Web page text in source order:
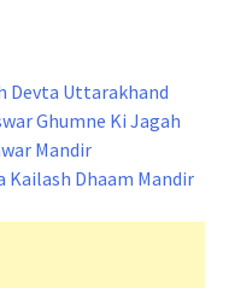
Devta Uttarakhand
Ghumne Ki Jagah
Mandir
Kailash Dhaam Mandir